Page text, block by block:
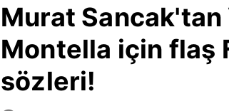
Murat
Montella için flaş
sözleri!